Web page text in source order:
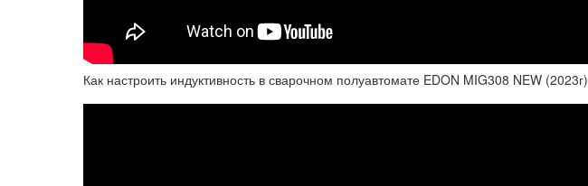
Как настроить индуктивность в сварочном полуавтомате EDON MIG308 NEW (2023г)